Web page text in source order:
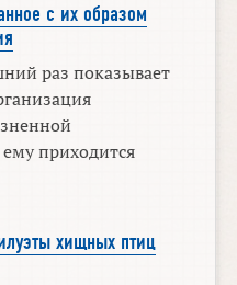
с их образом
раз показывает
приходится
хищных птиц